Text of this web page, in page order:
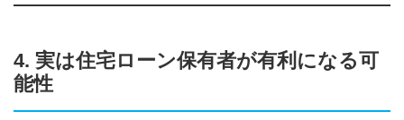
4. 実は住宅ローン保有者が有利になる可
能性